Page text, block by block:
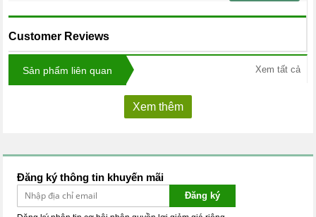
Customer Reviews
Sản phẩm liên quan Xem tất cả
Xem thêm
Đăng ký thông tin khuyến mãi
Đăng ký